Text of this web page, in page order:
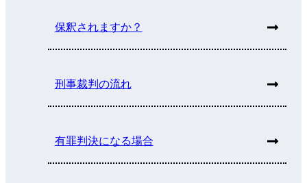
保釈されますか？
刑事裁判の流れ
有罪判決になる場合